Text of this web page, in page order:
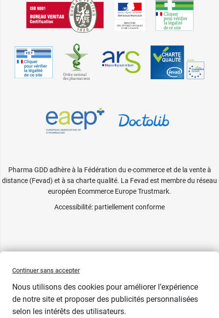
Pharma GDD adhère à la Fédération du e-commerce et de la vente à
distance (Fevad) et à sa charte qualité. La Fevad est membre du réseau
européen Ecommerce Europe Trustmark.
Accessibilité: partiellement conforme
Continuer sans accepter
Nous utilisons des cookies pour améliorer l’expérience
de notre site et proposer des publicités personnalisées
selon les intérêts des utilisateurs.